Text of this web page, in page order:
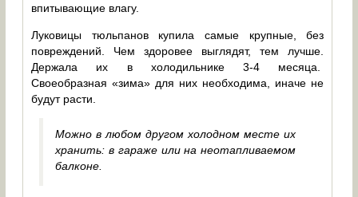
впитывающие влагу.
Луковицы тюльпанов купила самые крупные, без
повреждений. Чем здоровее выглядят, тем лучше.
Держала их в холодильнике 3-4 месяца.
Своеобразная «зима» для них необходима, иначе не
будут расти.
Можно в любом другом холодном месте их
хранить: в гараже или на неотапливаемом
балконе.